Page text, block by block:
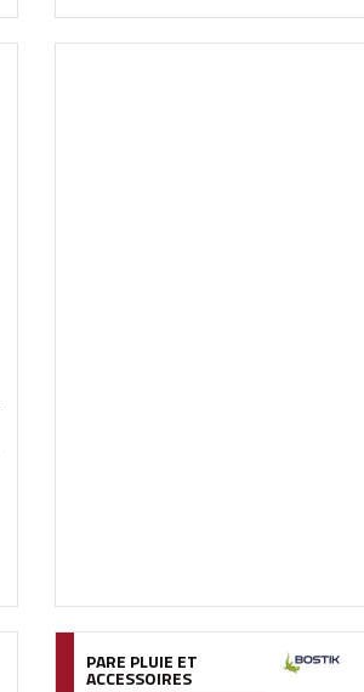
PARE PLUIE ET
ACCESSOIRES